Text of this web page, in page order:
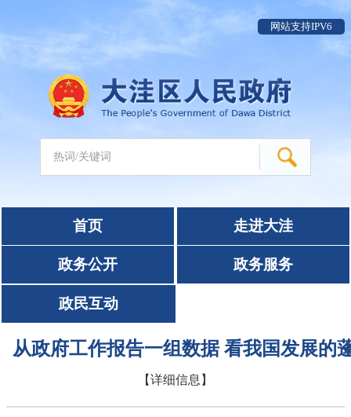
网站支持IPV6
首页 走进大洼
政务公开 政务服务
政民互动
从政府工作报告一组数据 看我国发展的
【详细信息】